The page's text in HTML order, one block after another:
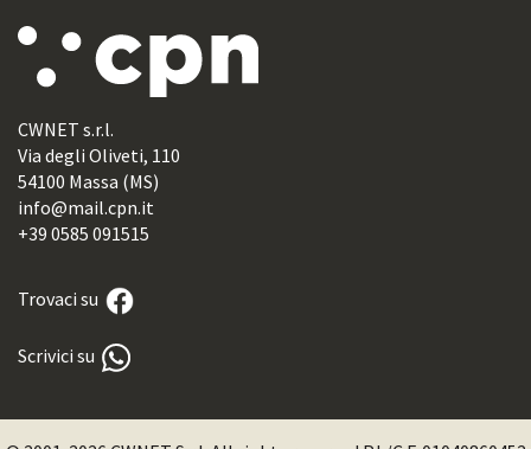
CWNET s.r.l.
Via degli Oliveti, 110
54100 Massa (MS)
info@mail.cpn.it
+39 0585 091515
Trovaci su
Scrivici su